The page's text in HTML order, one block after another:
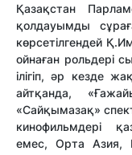
Қазақстан
қолдауымды
көрсетілгендей
ойнаған рольдері
ілігіп, әр кезде
айтқанда,
«Сайқымазақ»
кинофильмдері
емес, Орта Азия,